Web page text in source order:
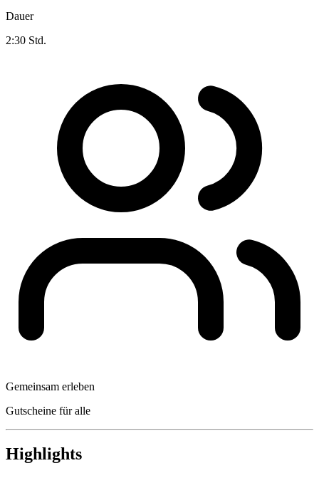
Dauer
2:30 Std.
Gemeinsam erleben
Gutscheine für alle
Highlights